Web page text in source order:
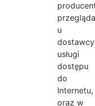
u
dostawcy
usługi
dostępu
do
Internetu,
oraz w